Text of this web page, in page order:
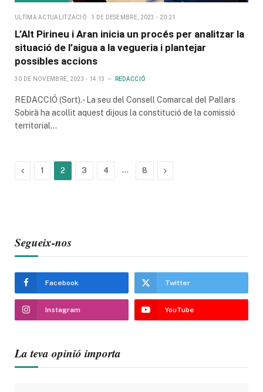
ULTIMA ACTUALITZACIÓ 1 DE DESEMBRE, 2023 - 20:21
L’Alt Pirineu i Aran inicia un procés per analitzar la
situació de l’aigua a la vegueria i plantejar
possibles accions
30 DE NOVEMBRE, 2023 - 14:13 REDACCIÓ
REDACCIÓ (Sort).- La seu del Consell Comarcal del Pallars
Sobirà ha acollit aquest dijous la constitució de la comissió
territorial…
Previous
1 2 3 4 … 8 Next
Segueix-nos
Facebook Twitter
Instagram YouTube
La teva opinió importa